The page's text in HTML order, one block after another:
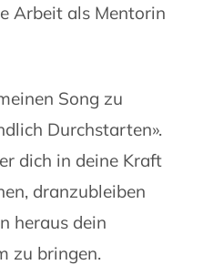
Arbeit als Mentorin
Song zu
Durchstarten».
dich in deine Kraft
dranzubleiben
heraus dein
zu bringen.